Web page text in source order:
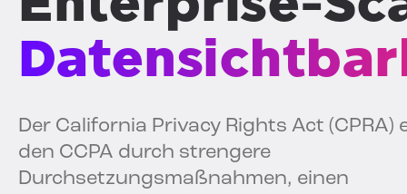
Der California Privacy Rights Act (CPRA)
den CCPA durch strengere
Durchsetzungsmaßnahmen, einen